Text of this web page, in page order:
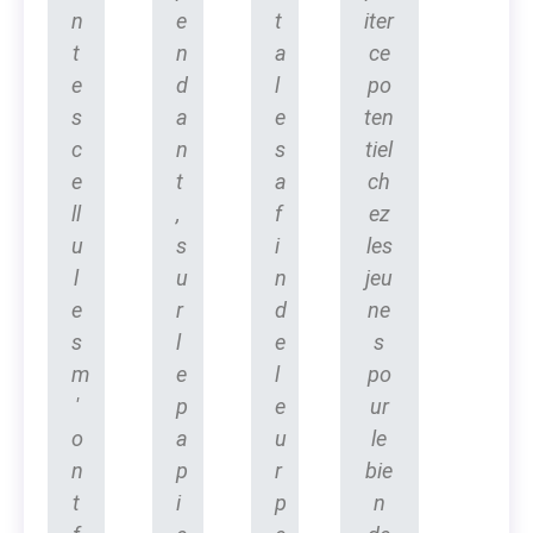
n
t
e
s
c
e
ll
u
l
e
s
m
'
o
n
t
e
n
d
a
n
t
,
s
u
r
l
e
p
a
p
i
t
a
l
e
s
a
f
i
n
d
e
l
e
u
r
p
iter
ce
po
ten
tiel
ch
ez
les
jeu
ne
s
po
ur
le
bie
n